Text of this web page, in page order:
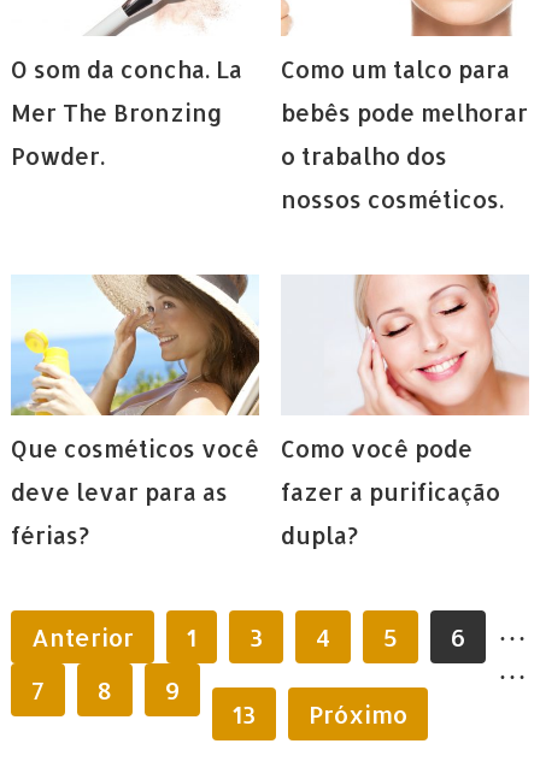
O som da concha. La
Mer The Bronzing
Powder.
Como um talco para
bebês pode melhorar
o trabalho dos
nossos cosméticos.
Que cosméticos você
deve levar para as
férias?
Como você pode
fazer a purificação
dupla?
Anterior 1 …
3 4 5
6
7
8 9
…
13 Próximo